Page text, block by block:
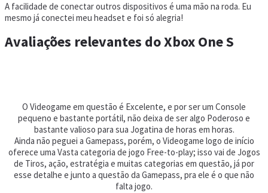
A facilidade de conectar outros dispositivos é uma mão na roda. Eu
mesmo já conectei meu headset e foi só alegria!
Avaliações relevantes do Xbox One S
O Videogame em questão é Excelente, e por ser um Console
pequeno e bastante portátil, não deixa de ser algo Poderoso e
bastante valioso para sua Jogatina de horas em horas.
Ainda não peguei a Gamepass, porém, o Videogame logo de início
oferece uma Vasta categoria de jogo Free-to-play; isso vai de Jogos
de Tiros, ação, estratégia e muitas categorias em questão, já por
esse detalhe e junto a questão da Gamepass, pra ele é o que não
falta jogo.